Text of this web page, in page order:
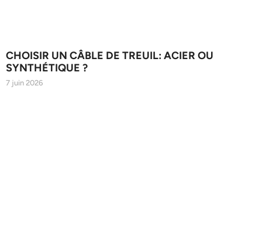
CHOISIR UN CÂBLE DE TREUIL: ACIER OU
SYNTHÉTIQUE ?
7 juin 2026